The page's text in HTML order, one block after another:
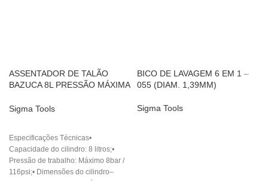
ASSENTADOR DE TALÃO
BAZUCA 8L PRESSÃO MÁXIMA
Sigma Tools
Especificações Técnicas•
Capacidade do cilindro: 8 litros;•
Pressão de trabalho: Máximo 8bar /
116psi;• Dimensões do cilindro–
BICO DE LAVAGEM 6 EM 1 –
055 (DIAM. 1,39MM)
Sigma Tools